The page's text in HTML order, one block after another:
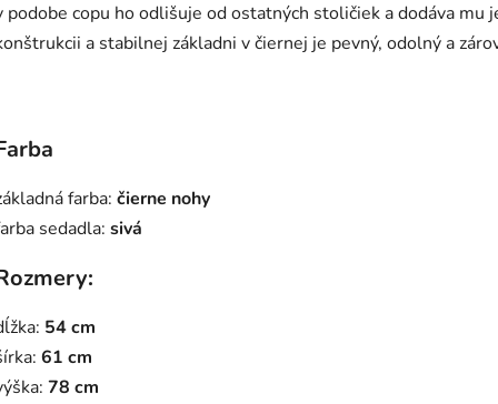
5
hviezdičiek.
podobe copu ho odlišuje od ostatných stoličiek a dodáva mu
a stabilnej základni v čiernej je pevný, odolný a
farba: čierne nohy
sedadla: sivá
54 cm
61 cm
78 cm